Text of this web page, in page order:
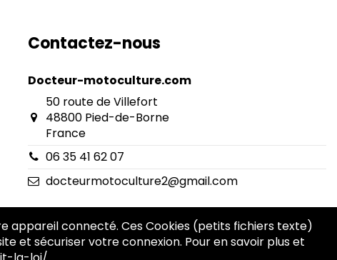
Contactez-nous
Docteur-motoculture.com
50 route de Villefort
48800 Pied-de-Borne
France
06 35 41 62 07
docteurmotoculture2@gmail.com
appareil connecté. Ces Cookies (petits fichiers texte)
et sécuriser votre connexion. Pour en savoir plus et